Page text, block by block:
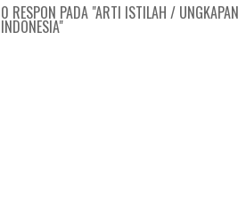
0 RESPON PADA "ARTI ISTILAH /
INDONESIA"